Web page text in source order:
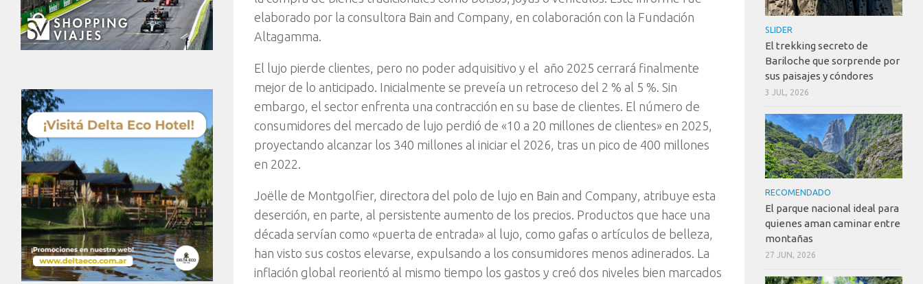
elaborado por la consultora Bain and Company, en colaboración con la Fundación
Altagamma.
El lujo pierde clientes, pero no poder adquisitivo y el año 2025 cerrará finalmente
mejor de lo anticipado. Inicialmente se preveía un retroceso del 2 % al 5 %. Sin
embargo, el sector enfrenta una contracción en su base de clientes. El número de
consumidores del mercado de lujo perdió de «10 a 20 millones de clientes» en 2025,
proyectando alcanzar los 340 millones al iniciar el 2026, tras un pico de 400 millones
en 2022.
Joëlle de Montgolfier, directora del polo de lujo en Bain and Company, atribuye esta
deserción, en parte, al persistente aumento de los precios. Productos que hace una
década servían como «puerta de entrada» al lujo, como gafas o artículos de belleza,
han visto sus costos elevarse, expulsando a los consumidores menos adinerados. La
inflación global reorientó al mismo tiempo los gastos y creó dos niveles bien marcados
SLIDER
El trekking secreto de
Bariloche que sorprende por
sus paisajes y cóndores
3 JUL, 2026
RECOMENDADO
El parque nacional ideal para
quienes aman caminar entre
montañas
27 JUN, 2026